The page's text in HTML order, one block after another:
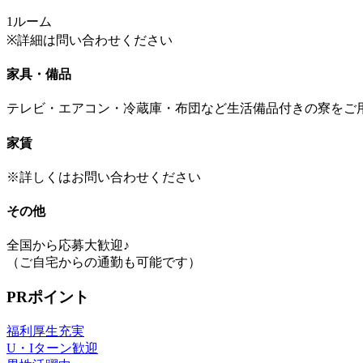
1ルーム
※詳細は問い合わせください
家具・備品
テレビ・エアコン・冷蔵庫・布団など生活備品付きの寮をご
家賃
※詳しくはお問い合わせください
その他
全国から応募大歓迎♪
（ご自宅からの通勤も可能です）
PRポイント
福利厚生充実
U・Iターン歓迎